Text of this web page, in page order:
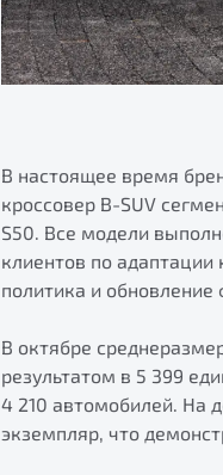
В настоящее время
кроссовер B-SUV
S50. Все модели
клиентов по
политика и
В октябре
результатом в 5 399
4 210 автомобилей. На
экземпляр, что